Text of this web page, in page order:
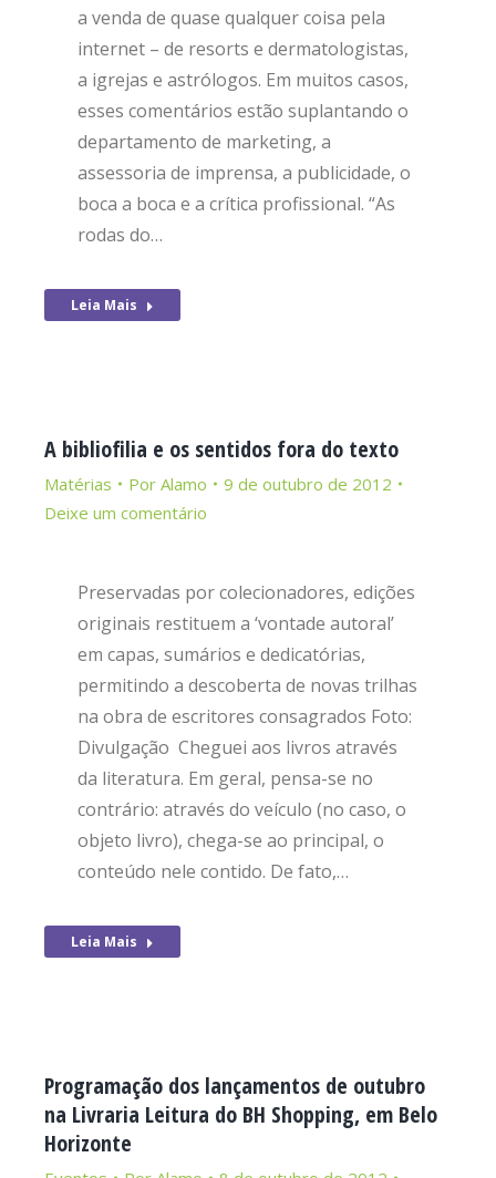
a venda de quase qualquer coisa pela
internet – de resorts e dermatologistas,
a igrejas e astrólogos. Em muitos casos,
esses comentários estão suplantando o
departamento de marketing, a
assessoria de imprensa, a publicidade, o
boca a boca e a crítica profissional. “As
rodas do…
Leia Mais
A bibliofilia e os sentidos fora do texto
Matérias Por Alamo
9 de outubro de 2012
Deixe um comentário
Preservadas por colecionadores, edições
originais restituem a ‘vontade autoral’
em capas, sumários e dedicatórias,
permitindo a descoberta de novas trilhas
na obra de escritores consagrados Foto:
Divulgação Cheguei aos livros através
da literatura. Em geral, pensa-se no
contrário: através do veículo (no caso, o
objeto livro), chega-se ao principal, o
conteúdo nele contido. De fato,…
Leia Mais
Programação dos lançamentos de outubro
na Livraria Leitura do BH Shopping, em Belo
Horizonte